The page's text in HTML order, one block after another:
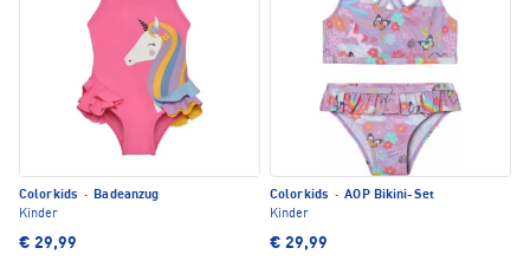
Colorkids ·
Badeanzug
Kinder
€ 29,99
Colorkids · AOP Bikini-Set
Kinder
€ 29,99